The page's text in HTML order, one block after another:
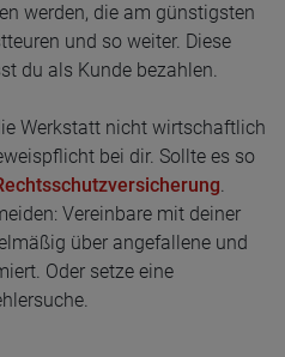
werden, die am günstigsten
und so weiter. Diese
du als Kunde bezahlen.
Werkstatt nicht wirtschaftlich
bei dir. Sollte es so
.
Vereinbare mit deiner
über angefallene und
Oder setze eine